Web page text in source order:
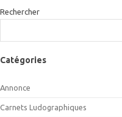
Rechercher
Catégories
Annonce
Carnets Ludographiques